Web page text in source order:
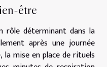
être
rôle déterminant dans la
après une journée
la mise en place de rituels